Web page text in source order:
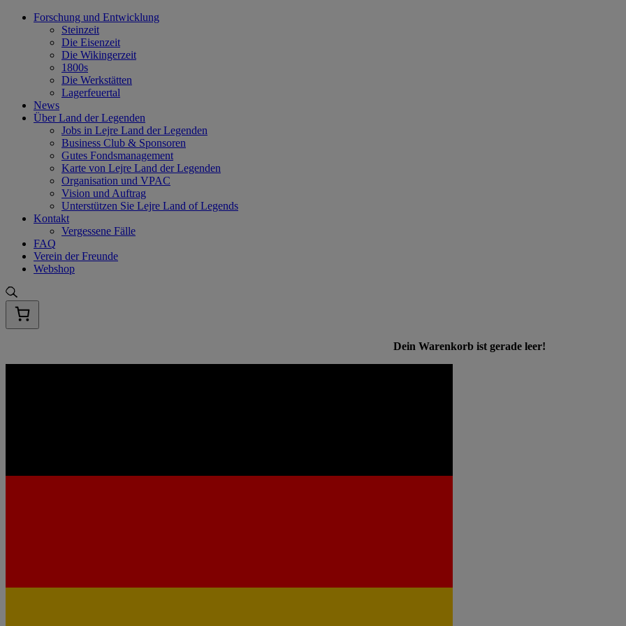
Skip
Forschung und Entwicklung
Steinzeit
Die Eisenzeit
Die Wikingerzeit
1800s
Die Werkstätten
Lagerfeuertal
News
Über Land der Legenden
Jobs in Lejre Land der Legenden
Business Club & Sponsoren
Gutes Fondsmanagement
Karte von Lejre Land der Legenden
Organisation und VPAC
Vision und Auftrag
Unterstützen Sie Lejre Land of Legends
Kontakt
Vergessene Fälle
FAQ
Verein der Freunde
Webshop
Dein Warenkorb ist gerade leer!